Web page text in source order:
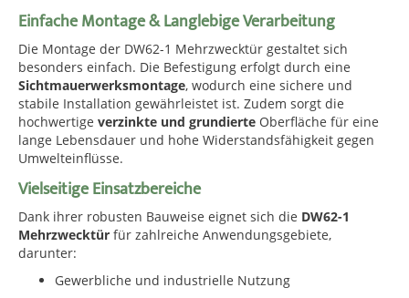
Einfache Montage & Langlebige Verarbeitung
Die Montage der DW62-1 Mehrzwecktür gestaltet sich
besonders einfach. Die Befestigung erfolgt durch eine
Sichtmauerwerksmontage, wodurch eine sichere und
stabile Installation gewährleistet ist. Zudem sorgt die
hochwertige verzinkte und grundierte Oberfläche für eine
lange Lebensdauer und hohe Widerstandsfähigkeit gegen
Umwelteinflüsse.
Vielseitige Einsatzbereiche
Dank ihrer robusten Bauweise eignet sich die DW62-1
Mehrzwecktür für zahlreiche Anwendungsgebiete,
darunter:
Gewerbliche und industrielle Nutzung